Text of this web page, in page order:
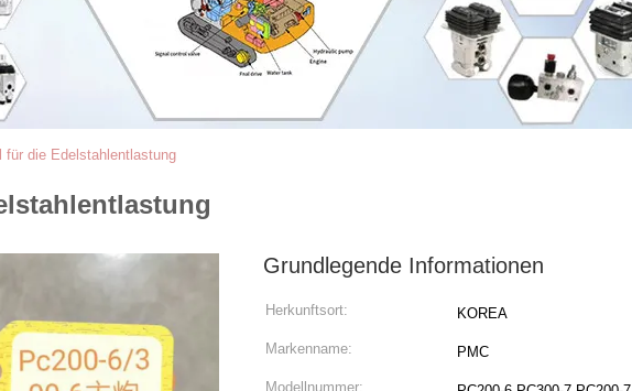
für die Edelstahlentlastung
Grundlegende Informationen
Herkunftsort: KOREA
Markenname: PMC
Modellnummer: